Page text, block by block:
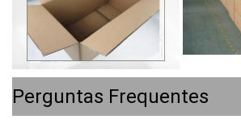
Perguntas Frequentes